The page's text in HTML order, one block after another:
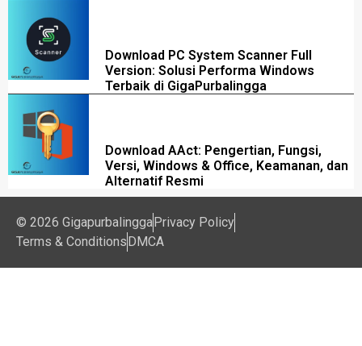
Download PC System Scanner Full
Version: Solusi Performa Windows
Terbaik di GigaPurbalingga
Download AAct: Pengertian, Fungsi,
Versi, Windows & Office, Keamanan, dan
Alternatif Resmi
© 2026 GigapurbalinggaPrivacy Policy
Terms & ConditionsDMCA